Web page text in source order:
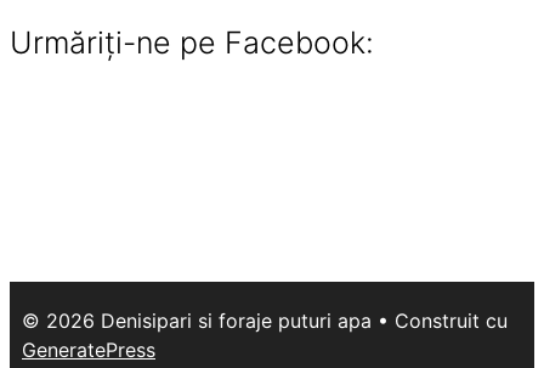
Urmăriţi-ne pe Facebook:
© 2026 Denisipari si foraje puturi apa • Construit cu
GeneratePress